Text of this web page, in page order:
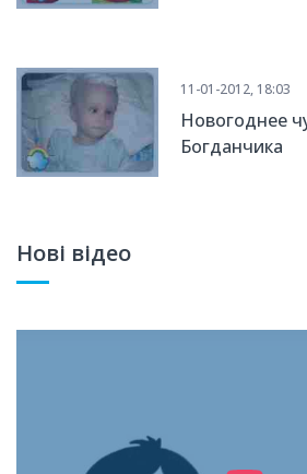
11-01-2012, 18:03
Новогоднее
Богданчика
Нові відео